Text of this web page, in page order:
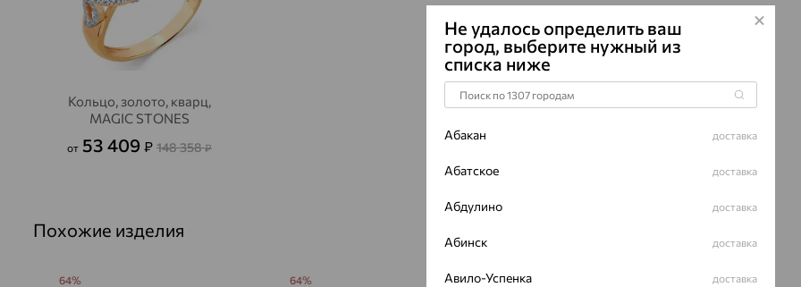
Кольцо, золото, кварц,
MAGIC STONES
от 53 409 ₽ 148 358₽
Похожие изделия
64% 64% 64% 64%
Не удалось определить ваш
город, выберите нужный из
списка ниже
Абакан доставка
Абатское доставка
Абдулино доставка
Абинск доставка
Авило-Успенка доставка